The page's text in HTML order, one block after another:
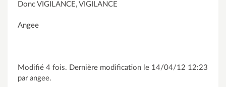
Donc VIGILANCE, VIGILANCE
Angee
Modifié 4 fois. Dernière modification le 14/04/12 12:23
par angee.